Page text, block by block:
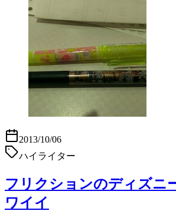
2013/10/06
ハイライター
フリクションのディズニ
ワイイ